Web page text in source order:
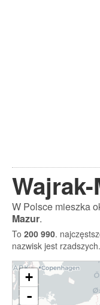
W Polsce mieszka
Mazur.
To 200 990.
nazwisk jest rzadszych.
+
-